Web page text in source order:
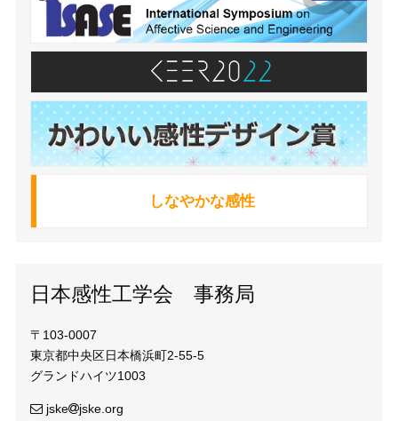
しなやかな感性
日本感性工学会 事務局
〒103-0007
東京都中央区日本橋浜町2-55-5
グランドハイツ1003
jske jske.org